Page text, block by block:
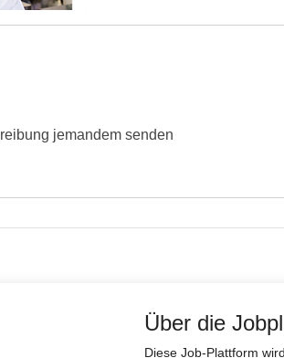
jemandem senden
Über die
Diese Job-Plattform